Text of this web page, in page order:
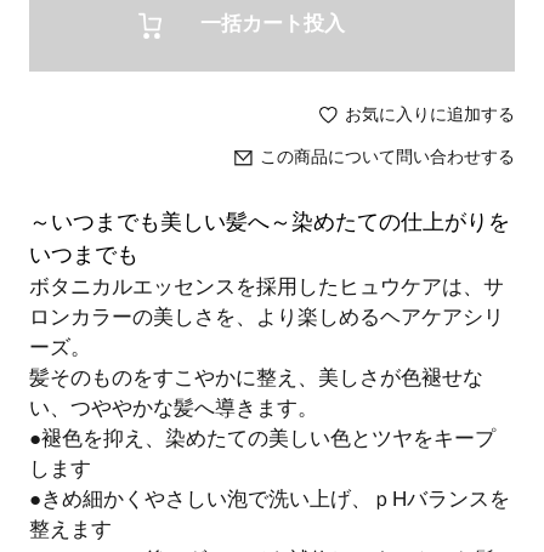
一括カート投入
お気に入りに追加する
この商品について問い合わせする
～いつまでも美しい髪へ～染めたての仕上がりを
いつまでも
ボタニカルエッセンスを採用したヒュウケアは、サ
ロンカラーの美しさを、より楽しめるヘアケアシリ
ーズ。
髪そのものをすこやかに整え、美しさが色褪せな
い、つややかな髪へ導きます。
●褪色を抑え、染めたての美しい色とツヤをキープ
します
●きめ細かくやさしい泡で洗い上げ、ｐHバランスを
整えます